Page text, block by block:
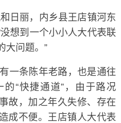
丽，内乡县王店镇河东
想到一个小小人大代表联
大问题。”
条陈年老路，也是通往
“快捷通道”，由于路况
故，加之年久失修、存在
成不便。王店镇人大代表